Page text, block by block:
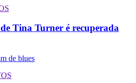
Tina Turner é recuperada